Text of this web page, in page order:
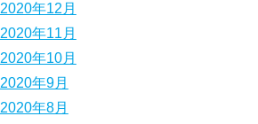
2020年12月
2020年11月
2020年10月
2020年9月
2020年8月